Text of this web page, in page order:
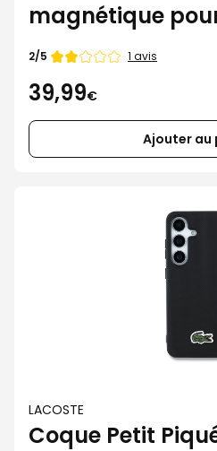
magnétique
Galaxy S25
Note
2/5 1 avis
39,99€
Ajouter au
LACOSTE
Coque Petit